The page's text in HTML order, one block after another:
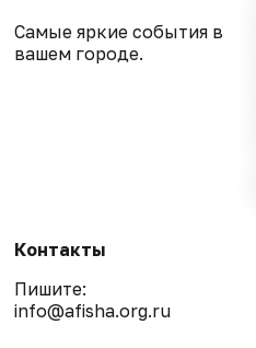
Самые яркие события в
вашем городе.
Контакты
Пишите:
info@afisha.org.ru